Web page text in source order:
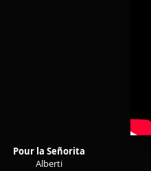
Pour la Señorita
Alberti